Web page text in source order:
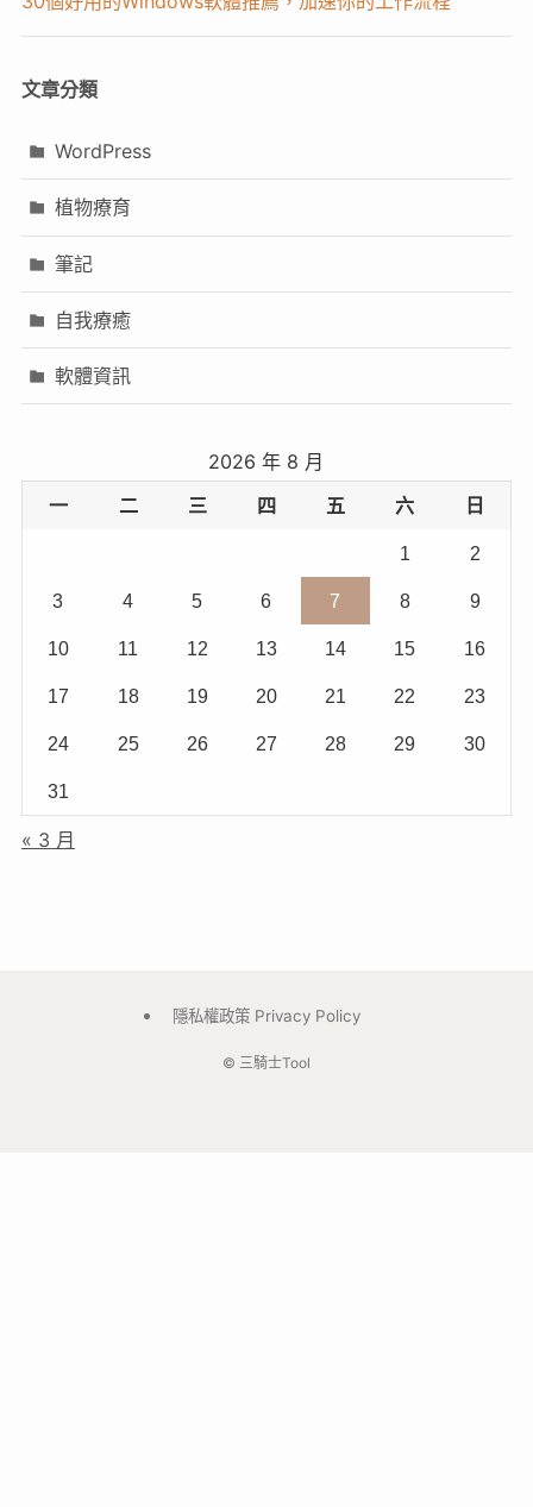
文章分類
WordPress
植物療育
筆記
自我療癒
軟體資訊
2026 年 8 月
一
二 三 四 五 六 日
1 2
3 4 5 6 7 8 9
10 11 12 13 14 15 16
17 18 19 20 21 22 23
24 25 26 27 28 29 30
31
« 3 月
隱私權政策 Privacy Policy
© 三騎士Tool